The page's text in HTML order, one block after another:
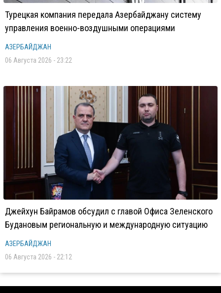
Турецкая компания передала Азербайджану систему
управления военно-воздушными операциями
АЗЕРБАЙДЖАН
06 Августа 2026 - 23:22
Джейхун Байрамов обсудил с главой Офиса Зеленского
Будановым региональную и международную ситуацию
АЗЕРБАЙДЖАН
06 Августа 2026 - 22:12